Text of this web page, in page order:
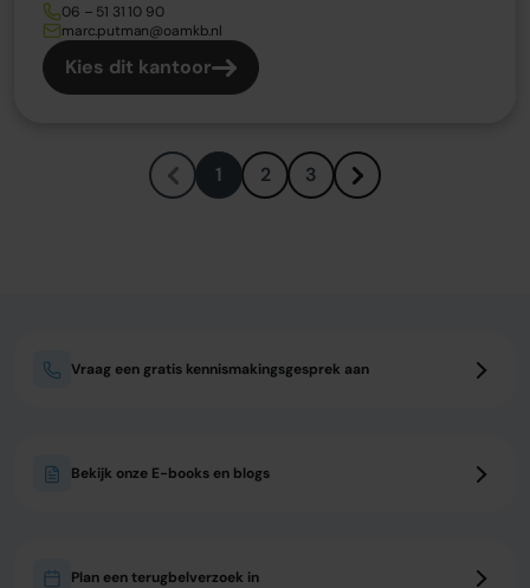
06 – 51 31 10 90
marc.putman@oamkb.nl
Kies dit kantoor
1 2 3
Vraag een gratis kennismakingsgesprek aan
Bekijk onze E-books en blogs
Plan een terugbelverzoek in